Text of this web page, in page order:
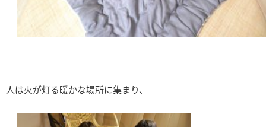
人は火が灯る暖かな場所に集まり、